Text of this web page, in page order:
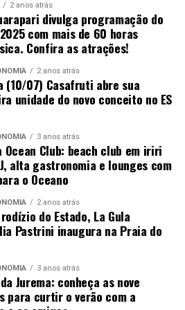
Meu Pé de
A10
Quilombo
(120 min)
A12
Compadecid
a 2 (114
min)
(97 min)
Sonhar com
A16
os grupos capixaba e
de um intercâmbio artístico
processos criativos e
grupos do Espírito Santo e do
artístico, amplia repertórios
das artes cênicas,
do Sesc Espírito Santo com
a formação de redes de
Vagmaker.
2 anos atrás
divulga programação do
com mais de 60 horas
Confira as atrações!
2 anos atrás
(10/07) Casafruti abre sua
unidade do novo conceito no ES
3 anos atrás
Ocean Club: beach club em iriri
alta gastronomia e lounges com
o Oceano
2 anos atrás
do Estado, La Gula
Pastrini inaugura na Praia do
3 anos atrás
Jurema: conheça as nove
para curtir o verão com a